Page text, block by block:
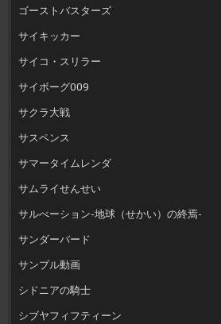
ゴーストバスターズ
サイキッカー
サイコ・スリラー
サイボーグ009
サクラ大戦
サスペンス
サマータイムレンダ
サムライせんせい
サルべーション-地球（せかい）の終焉-
サンダーバード
サンプル動画
シドニアの騎士
シブヤフィフティーン